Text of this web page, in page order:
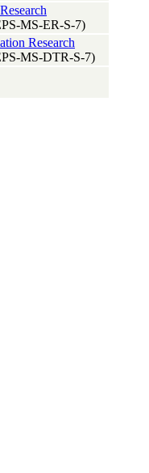
MS-ER-S-7)
Research
MS-DTR-S-7)